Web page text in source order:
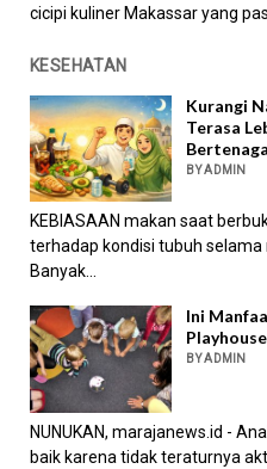
cicipi kuliner Makassar yang
KESEHATAN
Kurangi
Terasa
Bertenaga
BY ADMIN
KEBIASAAN makan saat
terhadap kondisi tubuh
Banyak...
Ini
BY ADMIN
NUNUKAN, marajanews.id -
baik karena tidak teraturnya